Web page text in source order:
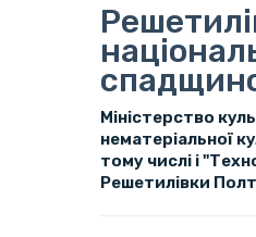
Міністерство
нематеріальної
тому числі і
Решетилівки